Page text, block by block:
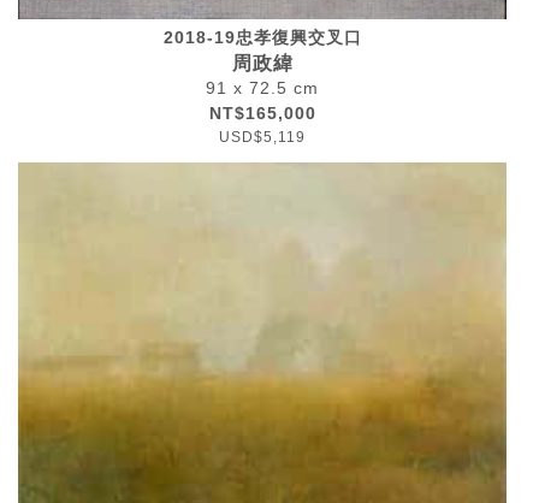
2018-19忠孝復興交叉口
周政緯
91 x 72.5 cm
NT$165,000
USD$5,119